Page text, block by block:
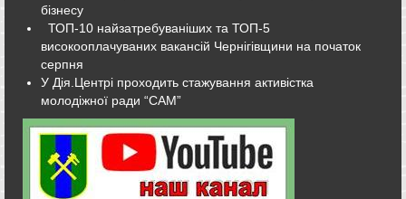
бізнесу
ТОП-10 найзатребуваніших та ТОП-5
високооплачуваних вакансій Чернігівщини на початок
серпня
У Дія.Центрі проходить стажування активістка
молодіжної ради “САМ”